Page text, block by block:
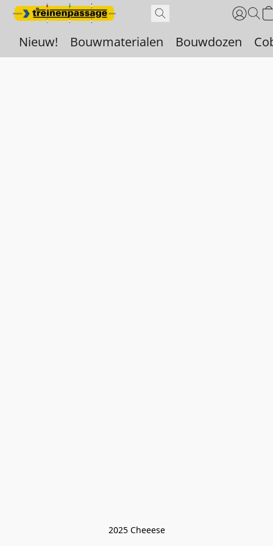
Nieuw! Bouwmaterialen Bouwdozen
2025 Cheeese